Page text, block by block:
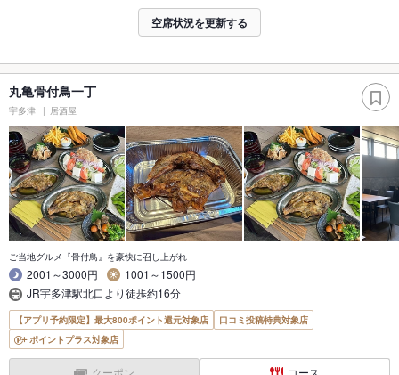
空席状況を更新する
丸亀骨付鳥一丁
宇多津 居酒屋
ご当地グルメ『骨付鳥』を豪快に召し上がれ
2001～3000円
1001～1500円
JR宇多津駅北口より徒歩約16分
【アプリ予約限定】最大800ポイント還元対象店
口コミ投稿特典対象店
ポイントプラス対象店
クーポン コース